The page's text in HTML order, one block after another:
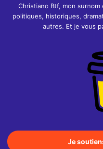
Christiano Btf, mon
politiques, historiques,
autres. Et je vous
Je